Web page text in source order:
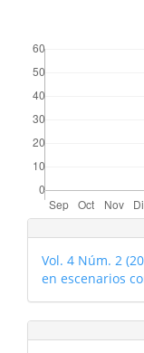
Vol. 4 Núm. 2
en escenarios